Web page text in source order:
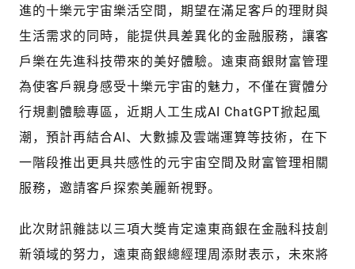
進的十樂元宇宙樂活空間，期望在滿足客戶的理財與
生活需求的同時，能提供具差異化的金融服務，讓客
戶樂在先進科技帶來的美好體驗。遠東商銀財富管理
為使客戶親身感受十樂元宇宙的魅力，不僅在實體分
行規劃體驗專區，近期人工生成AI ChatGPT掀起風
潮，預計再結合AI、大數據及雲端運算等技術，在下
一階段推出更具共感性的元宇宙空間及財富管理相關
服務，邀請客戶探索美麗新視野。
此次財訊雜誌以三項大獎肯定遠東商銀在金融科技創
新領域的努力，遠東商銀總經理周添財表示，未來將